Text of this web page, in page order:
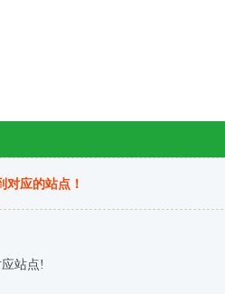
对应的站点！
站点!